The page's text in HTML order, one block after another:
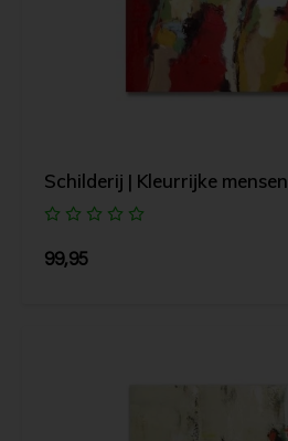
Schilderij | Kleurrijke mensen
99,95